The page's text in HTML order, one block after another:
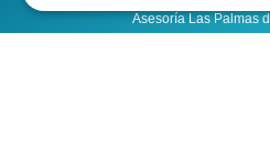
Asesoría Las Palmas